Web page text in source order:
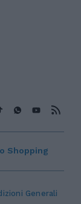
Generali
Shopping